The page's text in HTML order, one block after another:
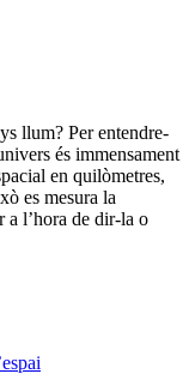
llum? Per entendre-
és immensament
en quilòmetres,
es mesura la
a l’hora de dir-la o